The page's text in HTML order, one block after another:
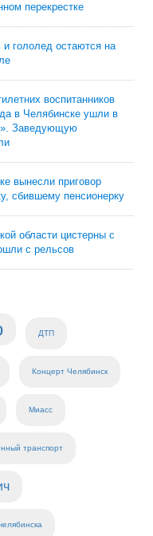
перекрестке
и гололед остаются на
воспитанников
в Челябинске ушли в
Заведующую
вынесли приговор
сбившему пенсионерку
области цистерны с
с рельсов
ДТП
Концерт Челябинск
Миасс
транспорт